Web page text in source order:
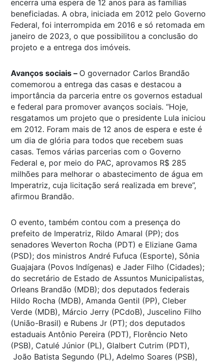
encerra uma espera de 12 anos para as famílias
beneficiadas. A obra, iniciada em 2012 pelo Governo
Federal, foi interrompida em 2016 e só retomada em
janeiro de 2023, o que possibilitou a conclusão do
projeto e a entrega dos imóveis.
Avanços sociais – O governador Carlos Brandão
comemorou a entrega das casas e destacou a
importância da parceria entre os governos estadual
e federal para promover avanços sociais. “Hoje,
resgatamos um projeto que o presidente Lula iniciou
em 2012. Foram mais de 12 anos de espera e este é
um dia de glória para todos que recebem suas
casas. Temos várias parcerias com o Governo
Federal e, por meio do PAC, aprovamos R$ 285
milhões para melhorar o abastecimento de água em
Imperatriz, cuja licitação será realizada em breve”,
afirmou Brandão.
O evento, também contou com a presença do
prefeito de Imperatriz, Rildo Amaral (PP); dos
senadores Weverton Rocha (PDT) e Eliziane Gama
(PSD); dos ministros André Fufuca (Esporte), Sônia
Guajajara (Povos Indígenas) e Jader Filho (Cidades);
do secretário de Estado de Assuntos Municipalistas,
Orleans Brandão (MDB); dos deputados federais
Hildo Rocha (MDB), Amanda Gentil (PP), Cleber
Verde (MDB), Márcio Jerry (PCdoB), Juscelino Filho
(União-Brasil) e Rubens Jr (PT); dos deputados
estaduais Antônio Pereira (PDT), Florêncio Neto
(PSB), Catulé Júnior (PL), Glalbert Cutrim (PDT),
João Batista Segundo (PL), Adelmo Soares (PSB),